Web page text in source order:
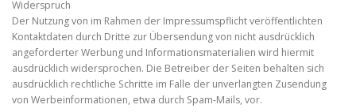
Widerspruch
Der Nutzung von im Rahmen der Impressumspflicht veröffentlichten
Kontaktdaten durch Dritte zur Übersendung von nicht ausdrücklich
angeforderter Werbung und Informationsmaterialien wird hiermit
ausdrücklich widersprochen. Die Betreiber der Seiten behalten sich
ausdrücklich rechtliche Schritte im Falle der unverlangten Zusendung
von Werbeinformationen, etwa durch Spam-Mails, vor.